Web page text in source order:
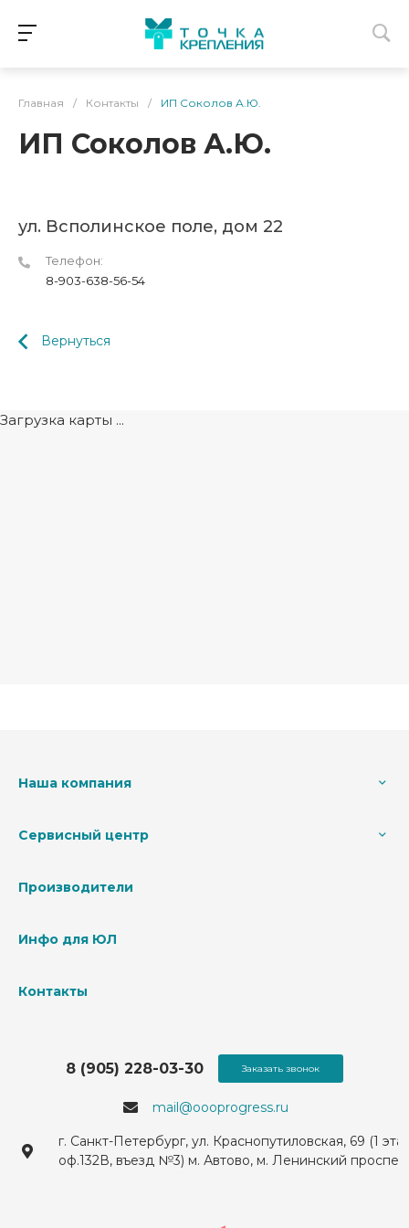
Главная / Контакты / ИП Соколов А.Ю.
ИП Соколов А.Ю.
ул. Всполинское поле, дом 22
Телефон:
8-903-638-56-54
Вернуться
Загрузка карты ...
Наша компания
Сервисный центр
Производители
Инфо для ЮЛ
Контакты
mail@oooprogress.ru
8 (905) 228-03-30
г. Санкт-Петербург, ул. Краснопутиловская, 69 (1
оф.132В, въезд №3) м. Автово, м. Ленинский
Заказать звонок